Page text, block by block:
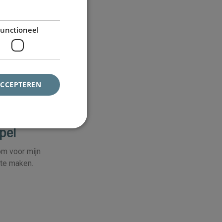
voor mijn
maken.